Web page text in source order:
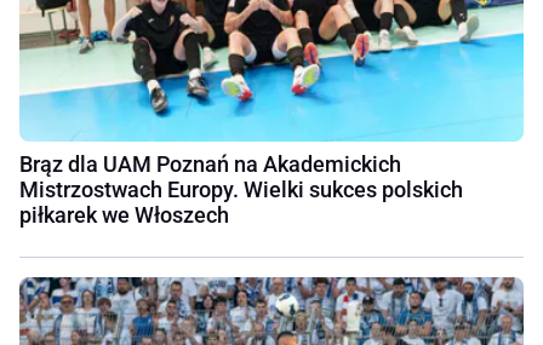
Brąz dla UAM Poznań na Akademickich
Mistrzostwach Europy. Wielki sukces polskich
piłkarek we Włoszech